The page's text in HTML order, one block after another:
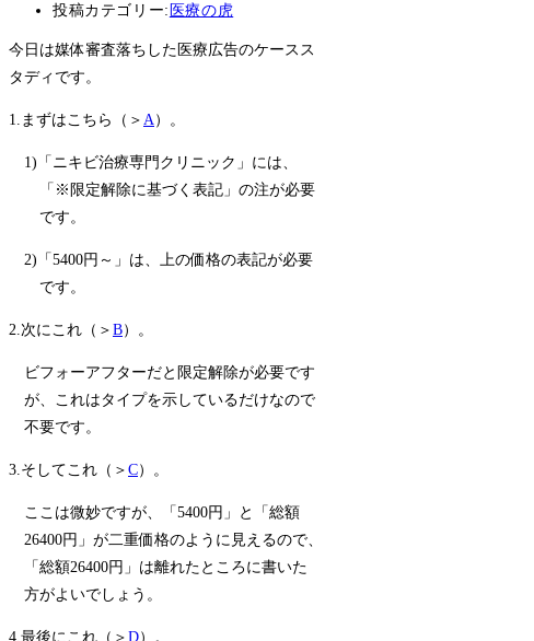
投稿カテゴリー: 医療の虎
今日は媒体審査落ちした医療広告のケースス
タディです。
1.まずはこちら（＞ A）。
1)「ニキビ治療専門クリニック」には、
「※限定解除に基づく表記」の注が必要
です。
2)「5400円～」は、上の価格の表記が必要
です。
2.次にこれ（＞ B）。
ビフォーアフターだと限定解除が必要です
が、これはタイプを示しているだけなので
不要です。
3.そしてこれ（＞ C）。
ここは微妙ですが、「5400円」と「総額
26400円」が二重価格のように見えるので、
「総額26400円」は離れたところに書いた
方がよいでしょう。
4.最後にこれ（＞ D）。